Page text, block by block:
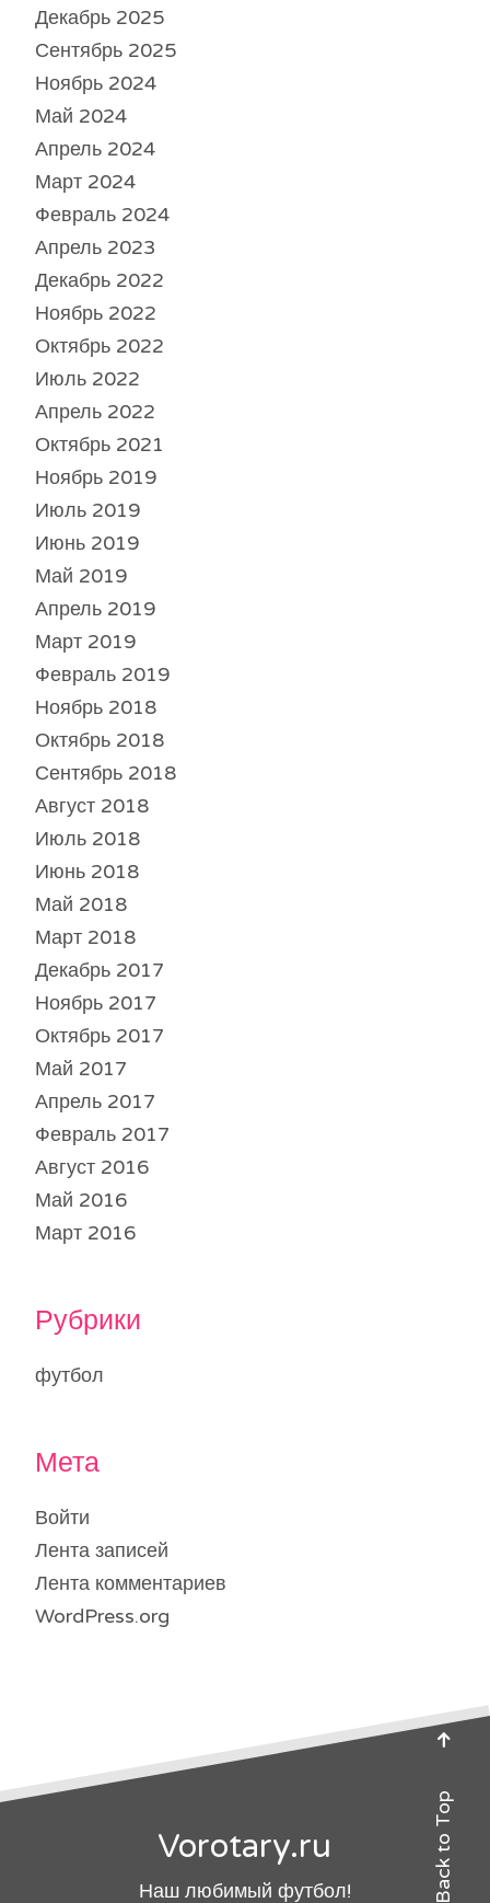
Декабрь 2025
Сентябрь 2025
Ноябрь 2024
Май 2024
Апрель 2024
Март 2024
Февраль 2024
Апрель 2023
Декабрь 2022
Ноябрь 2022
Октябрь 2022
Июль 2022
Апрель 2022
Октябрь 2021
Ноябрь 2019
Июль 2019
Июнь 2019
Май 2019
Апрель 2019
Март 2019
Февраль 2019
Ноябрь 2018
Октябрь 2018
Сентябрь 2018
Август 2018
Июль 2018
Июнь 2018
Май 2018
Март 2018
Декабрь 2017
Ноябрь 2017
Октябрь 2017
Май 2017
Апрель 2017
Февраль 2017
Август 2016
Май 2016
Март 2016
Рубрики
футбол
Мета
Войти
Лента записей
Лента комментариев
WordPress.org
Vorotary.ru
Наш любимый футбол! Back to Top